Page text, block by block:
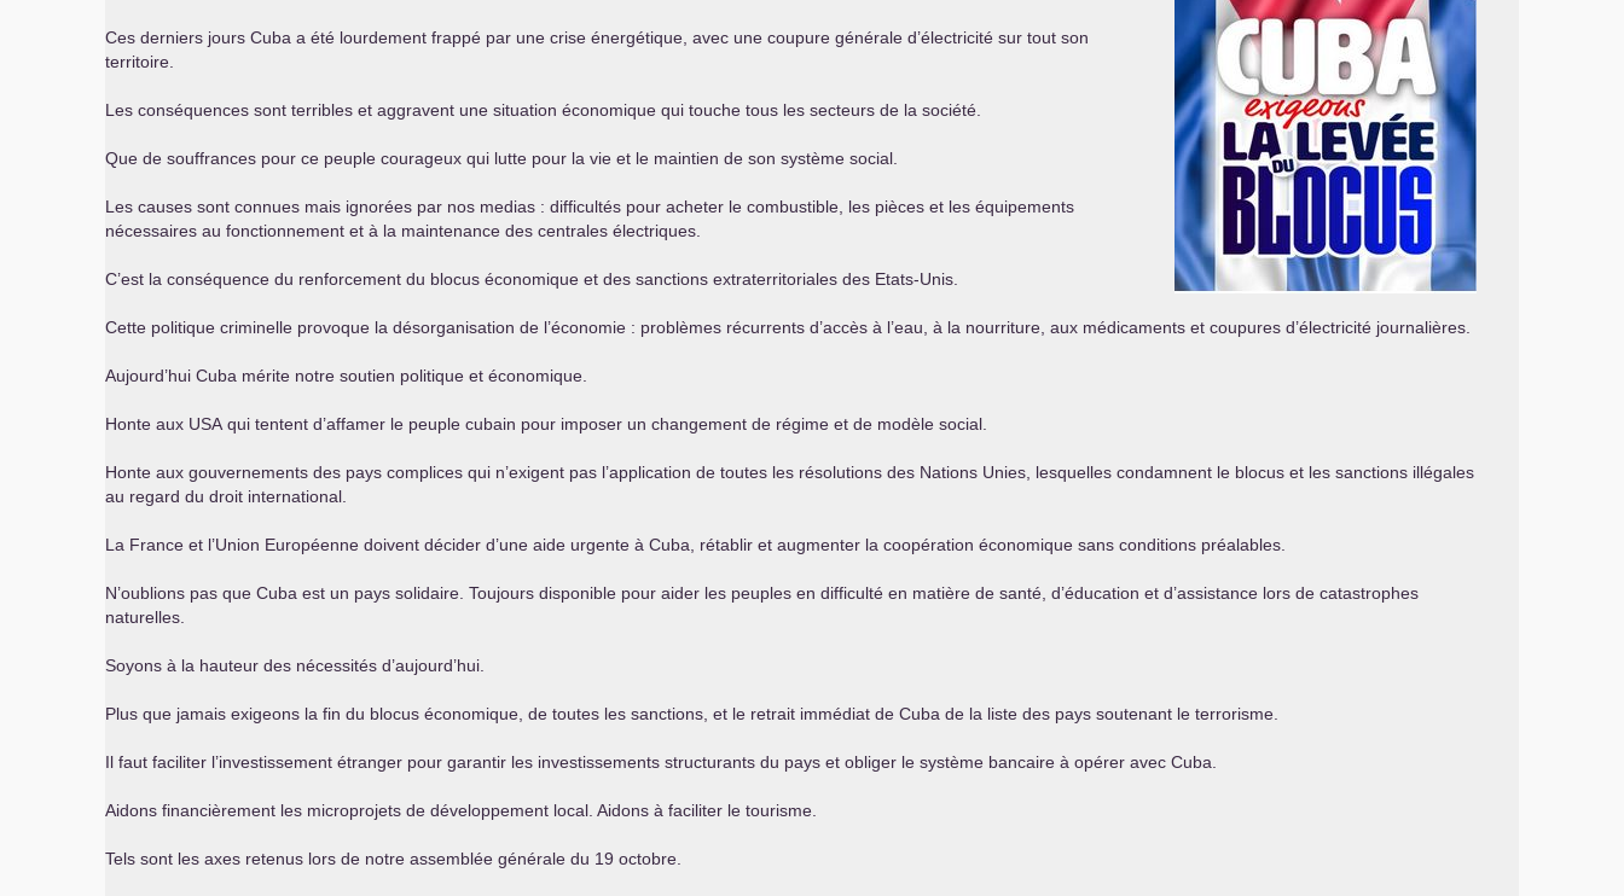
Ces derniers jours Cuba a été lourdement frappé par une crise énergétique, avec une coupure générale d’électricité sur tout son
territoire.
Les conséquences sont terribles et aggravent une situation économique qui touche tous les secteurs de la société.
Que de souffrances pour ce peuple courageux qui lutte pour la vie et le maintien de son système social.
Les causes sont connues mais ignorées par nos medias : difficultés pour acheter le combustible, les pièces et les équipements
nécessaires au fonctionnement et à la maintenance des centrales électriques.
C’est la conséquence du renforcement du blocus économique et des sanctions extraterritoriales des Etats-Unis.
Cette politique criminelle provoque la désorganisation de l’économie : problèmes récurrents d’accès à l’eau, à la nourriture, aux médicaments et coupures d’électricité journalières.
Aujourd’hui Cuba mérite notre soutien politique et économique.
Honte aux USA qui tentent d’affamer le peuple cubain pour imposer un changement de régime et de modèle social.
Honte aux gouvernements des pays complices qui n’exigent pas l’application de toutes les résolutions des Nations Unies, lesquelles condamnent le blocus et les sanctions illégales
au regard du droit international.
La France et l’Union Européenne doivent décider d’une aide urgente à Cuba, rétablir et augmenter la coopération économique sans conditions préalables.
N’oublions pas que Cuba est un pays solidaire. Toujours disponible pour aider les peuples en difficulté en matière de santé, d’éducation et d’assistance lors de catastrophes
naturelles.
Soyons à la hauteur des nécessités d’aujourd’hui.
Plus que jamais exigeons la fin du blocus économique, de toutes les sanctions, et le retrait immédiat de Cuba de la liste des pays soutenant le terrorisme.
Il faut faciliter l’investissement étranger pour garantir les investissements structurants du pays et obliger le système bancaire à opérer avec Cuba.
Aidons financièrement les microprojets de développement local. Aidons à faciliter le tourisme.
Tels sont les axes retenus lors de notre assemblée générale du 19 octobre.